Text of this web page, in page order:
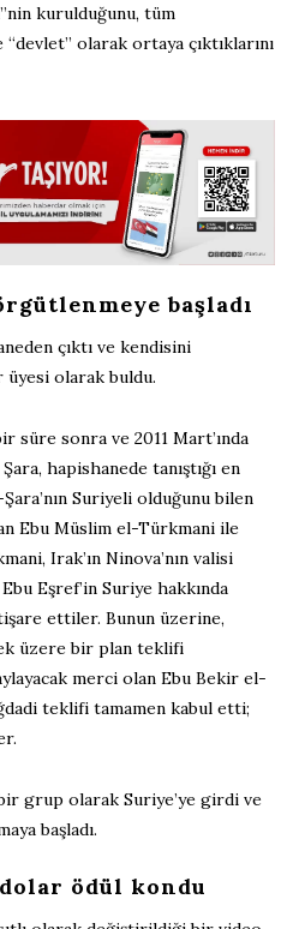
kurulduğunu, tüm
“devlet” olarak ortaya çıktıklarını
başladı
çıktı ve kendisini
üyesi olarak buldu.
süre sonra ve 2011 Mart’ında
hapishanede tanıştığı en
Suriyeli olduğunu bilen
Ebu Müslim el-Türkmani ile
Irak’ın Ninova’nın valisi
Eşref’in Suriye hakkında
ettiler. Bunun üzerine,
üzere bir plan teklifi
merci olan Ebu Bekir el-
teklifi tamamen kabul etti;
grup olarak Suriye’ye girdi ve
başladı.
ödül kondu